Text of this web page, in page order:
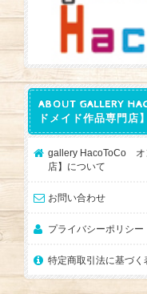
ABOUT GALLERY
ドメイド作品専門店】
gallery HacoToCo オ
店】について
お問い合わせ
プライバシーポリシー
特定商取引法に基づく